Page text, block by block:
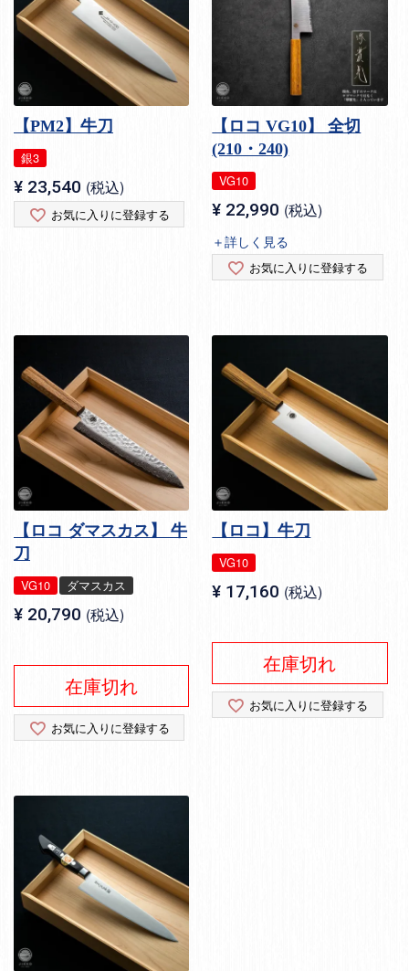
【PM2】牛刀
銀3
¥ 23,540 税込
お気に入りに登録する
【ロコ VG10】 全切
(210・240)
VG10
¥ 22,990 税込
＋詳しく見る
お気に入りに登録する
【ロコ ダマスカス】 牛
刀
VG10 ダマスカス
¥ 20,790 税込
在庫切れ
お気に入りに登録する
【ロコ】牛刀
VG10
¥ 17,160 税込
在庫切れ
お気に入りに登録する